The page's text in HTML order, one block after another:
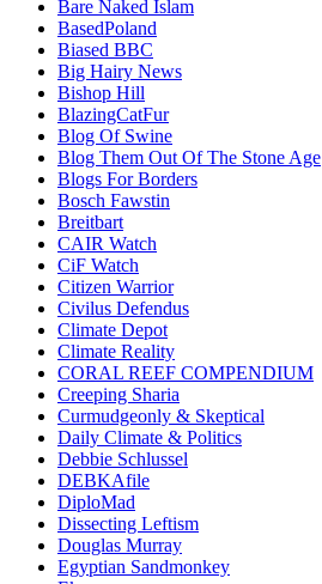
Bare Naked Islam
BasedPoland
Biased BBC
Big Hairy News
Bishop Hill
BlazingCatFur
Blog Of Swine
Blog Them Out Of The Stone Age
Blogs For Borders
Bosch Fawstin
Breitbart
CAIR Watch
CiF Watch
Citizen Warrior
Civilus Defendus
Climate Depot
Climate Reality
CORAL REEF COMPENDIUM
Creeping Sharia
Curmudgeonly & Skeptical
Daily Climate & Politics
Debbie Schlussel
DEBKAfile
DiploMad
Dissecting Leftism
Douglas Murray
Egyptian Sandmonkey